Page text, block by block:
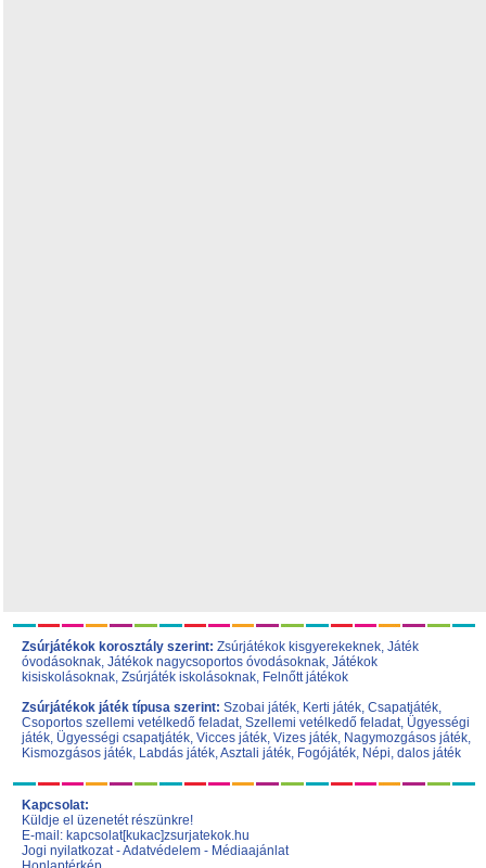
Zsúrjátékok korosztály szerint: Zsúrjátékok kisgyerekeknek, Játék
óvodásoknak, Játékok nagycsoportos óvodásoknak, Játékok
kisiskolásoknak, Zsúrjáték iskolásoknak, Felnőtt játékok
Zsúrjátékok játék típusa szerint: Szobai játék, Kerti játék, Csapatjáték,
Csoportos szellemi vetélkedő feladat, Szellemi vetélkedő feladat, Ügyességi
játék, Ügyességi csapatjáték, Vicces játék, Vizes játék, Nagymozgásos játék,
Kismozgásos játék, Labdás játék,Asztali játék, Fogójáték, Népi, dalos játék
Kapcsolat:
Küldje el üzenetét részünkre!
E-mail: kapcsolat[kukac]zsurjatekok.hu
Jogi nyilatkozat-Adatvédelem - Médiaajánlat